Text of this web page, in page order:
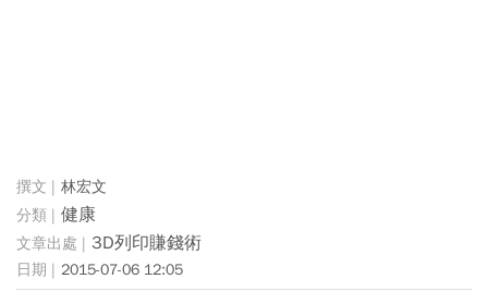
林宏文
健康
3D列印賺錢術
2015-07-06 12:05